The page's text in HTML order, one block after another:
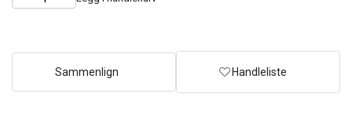
Choose
Quantity
Sammenlign Handleliste